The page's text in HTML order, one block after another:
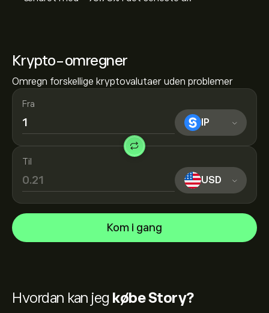
Krypto-omregner
Omregn forskellige kryptovalutaer uden problemer
Fra
IP
Til
USD
Kom i gang
Hvordan kan jeg købe Story?